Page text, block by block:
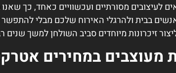
לעיצובים מסורתיים ועכשוויים כאחד, כך
בבית ולהרגלי האירוח שלכם מבלי להתפשר
זיכרונות מיוחדים סביב השולחן למשך שנים
מעוצבים במחירים